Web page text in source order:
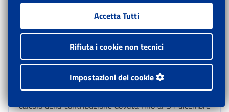
Per i soggetti già pensionati o assicurati presso altre
forme di previdenza obbligatoria, per l’anno 2025,
l’aliquota da applicare è pari al 24%, così come
disciplinato dall’articolo 35, comma 6, del decreto
legislativo n. 36/2021[11].È altresì applicata la
previsione contenuta dal comma 8-ter dell’articolo 35
del decreto legislativo n. 36/2021, in base al quale il
calcolo della contribuzione dovuta fino al 31 dicembre
Accetta Tutti
Rifiuta i cookie non tecnici
Impostazioni dei cookie